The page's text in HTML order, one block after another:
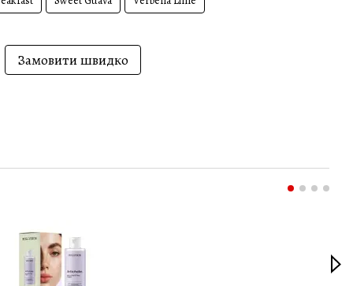
Замовити швидко